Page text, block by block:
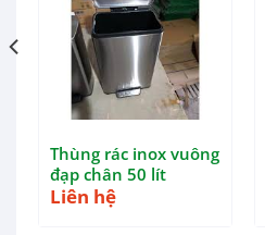
Thùng rác inox vuông
đạp chân 50 lít
Liên hệ